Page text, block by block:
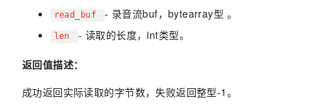
read_buf - 录音流buf，bytearray型 。
len - 读取的长度，int类型。
返回值描述：
成功返回实际读取的字节数，失败返回整型-1。